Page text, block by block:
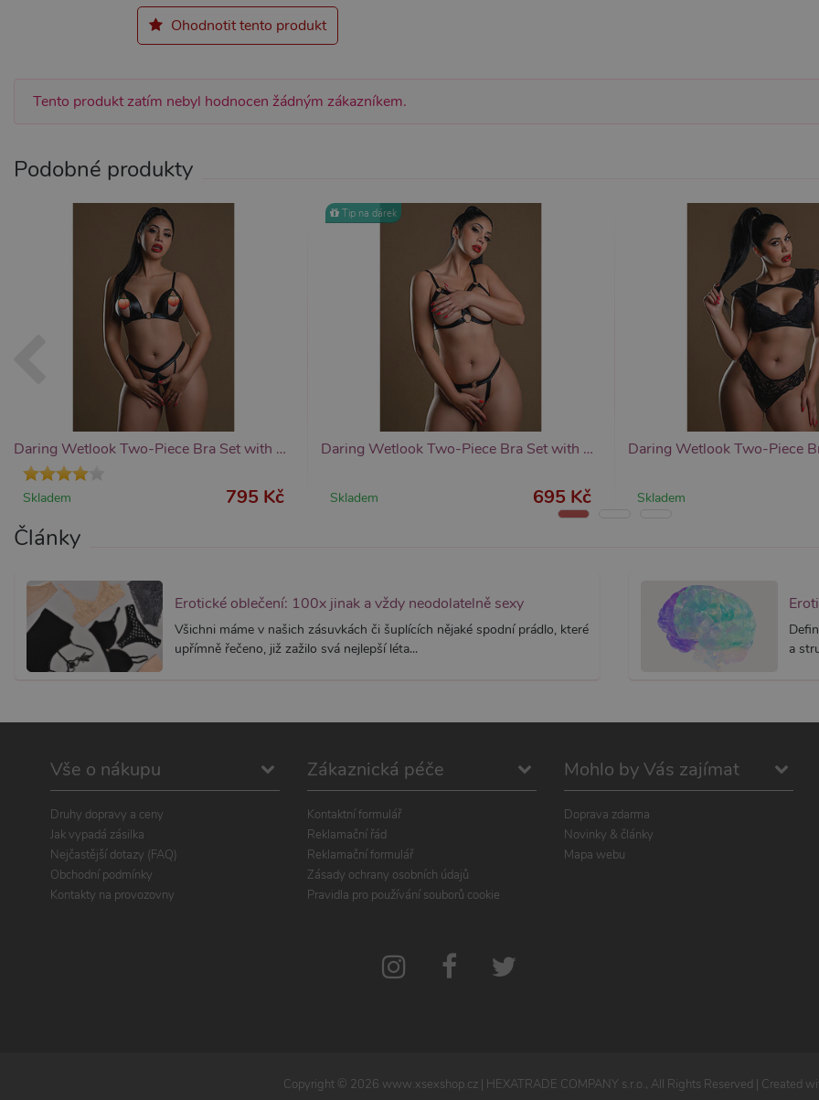
Ohodnotit tento produkt
Tento produkt zatím nebyl hodnocen žádným zákazníkem.
Podobné produkty
Daring Wetlook Two-Piece Bra Set with Open Cup and Crotch, dámský erotický set
Skladem 795 Kč
Tip na dárek
Daring Wetlook Two-Piece Bra Set with Open Cup, dámský erotický set
Skladem 695 Kč Skladem
Články
Erotické oblečení: 100x jinak a vždy neodolatelně sexy
Všichni máme v našich zásuvkách či šuplících nějaké spodní prádlo, které
upřímně řečeno, již zažilo svá nejlepší léta...
a
Vše o nákupu
Druhy dopravy a ceny
Jak vypadá zásilka
Nejčastější dotazy (FAQ)
Obchodní podmínky
Kontakty na provozovny
Zákaznická péče
Kontaktní formulář
Reklamační řád
Reklamační formulář
Zásady ochrany osobních údajů
Pravidla pro používání souborů cookie
Mohlo by Vás zajímat
Doprava zdarma
Novinky & články
Mapa webu
Copyright © 2026 www.xsexshop.cz| HEXATRADE COMPANY s.r.o., All Rights Reserved | Created
CookieScriptConsent
PHPSESSID
.xsexshop.cz
Tento soubor cookie obsahuje informace o relaci. Je
Vyprší Popis
1 rok
1
měsíc
Tento název souboru cookie je spojen s Google Universal Analytics - což je
používané analytické služby Google. Tento soubor cookie se používá k
přiřazením náhodně vygenerovaného čísla jako identifikátoru klienta. Je
stránku na webu a slouží k výpočtu údajů o návštěvnících, relacích a
webů.
Vyprší Popis
1 rok
Widget živého chatu nastavuje soubory cookie pro uložení ID živého
identifikaci zařízení napříč návštěvami.